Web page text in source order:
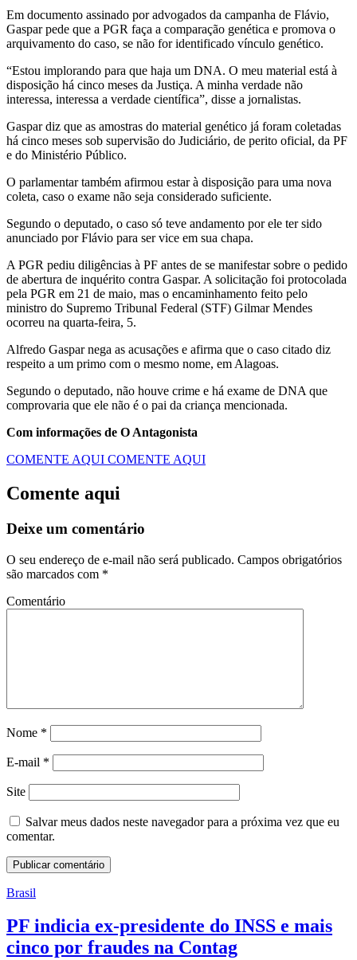
Em documento assinado por advogados da campanha de Flávio,
Gaspar pede que a PGR faça a comparação genética e promova o
arquivamento do caso, se não for identificado vínculo genético.
“Estou implorando para que haja um DNA. O meu material está à
disposição há cinco meses da Justiça. A minha verdade não
interessa, interessa a verdade científica”, disse a jornalistas.
Gaspar diz que as amostras do material genético já foram coletadas
há cinco meses sob supervisão do Judiciário, de perito oficial, da PF
e do Ministério Público.
O parlamentar também afirmou estar à disposição para uma nova
coleta, caso o exame não seja considerado suficiente.
Segundo o deputado, o caso só teve andamento por ele ter sido
anunciado por Flávio para ser vice em sua chapa.
A PGR pediu diligências à PF antes de se manifestar sobre o pedido
de abertura de inquérito contra Gaspar. A solicitação foi protocolada
pela PGR em 21 de maio, mas o encaminhamento feito pelo
ministro do Supremo Tribunal Federal (STF) Gilmar Mendes
ocorreu na quarta-feira, 5.
Alfredo Gaspar nega as acusações e afirma que o caso citado diz
respeito a um primo com o mesmo nome, em Alagoas.
Segundo o deputado, não houve crime e há exame de DNA que
comprovaria que ele não é o pai da criança mencionada.
Com informações de O Antagonista
COMENTE AQUI COMENTE AQUI
Comente aqui
Deixe um comentário
O seu endereço de e-mail não será publicado. Campos obrigatórios
são marcados com *
Comentário
Nome *
E-mail *
Site
Salvar meus dados neste navegador para a próxima vez que eu
comentar.
Brasil
PF indicia ex-presidente do INSS e mais
cinco por fraudes na Contag